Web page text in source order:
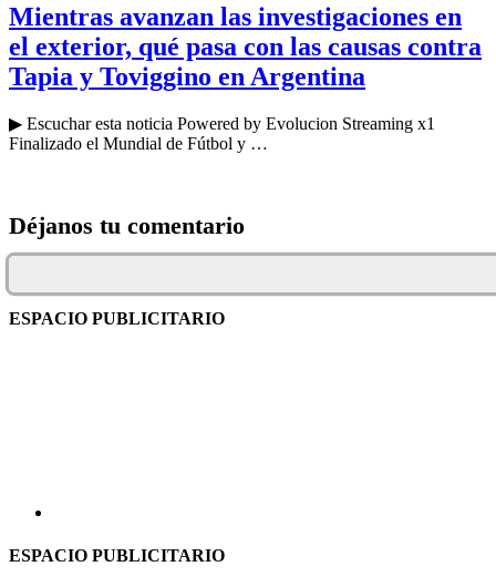
Mientras avanzan las investigaciones en
el exterior, qué pasa con las causas contra
Tapia y Toviggino en Argentina
▶ Escuchar esta noticia Powered by Evolucion Streaming x1
Finalizado el Mundial de Fútbol y …
Déjanos tu comentario
ESPACIO PUBLICITARIO
ESPACIO PUBLICITARIO